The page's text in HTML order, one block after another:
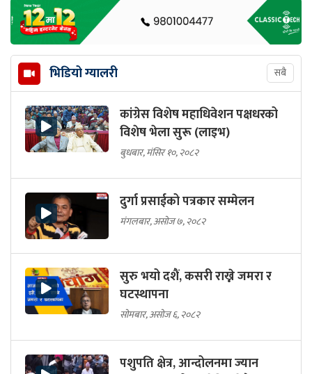
भिडियो ग्यालरी सबै
कांग्रेस विशेष महाधिवेशन पक्षधरको
विशेष भेला सुरू (लाइभ)
बुधबार, मंसिर १०, २०८२
दुर्गा प्रसाईको पत्रकार सम्मेलन
मंगलबार, असोज ७, २०८२
सुरु भयो दशैं, कसरी राख्ने जमरा र
घटस्थापना
सोमबार, असोज ६, २०८२
पशुपति क्षेत्र, आन्दोलनमा ज्यान